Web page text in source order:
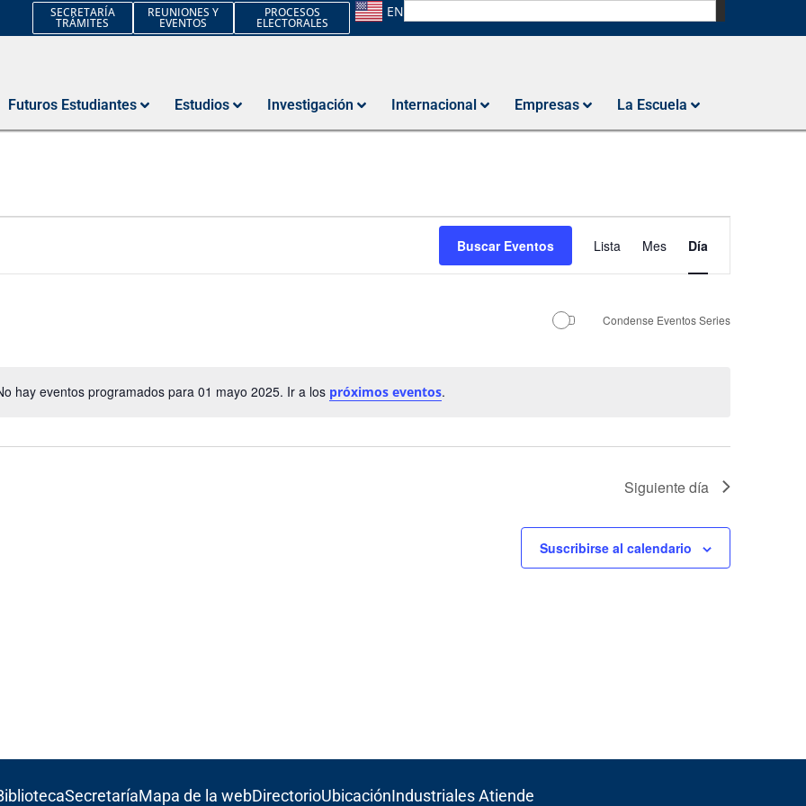
SECRETARÍA
TRÁMITES
REUNIONES Y
EVENTOS
PROCESOS
ELECTORALES
EN
Futuros Estudiantes Estudios Investigación Internacional Empresas La Escuela
Aviso
hay eventos programados para 01 mayo 2025. Ir a los próximos eventos.
Buscar Eventos
de
de
Lista Mes Día
Condense Eventos Series
Siguiente día
Suscribirse al calendario
SecretaríaMapa de la webDirectorioUbicaciónIndustriales Atiende